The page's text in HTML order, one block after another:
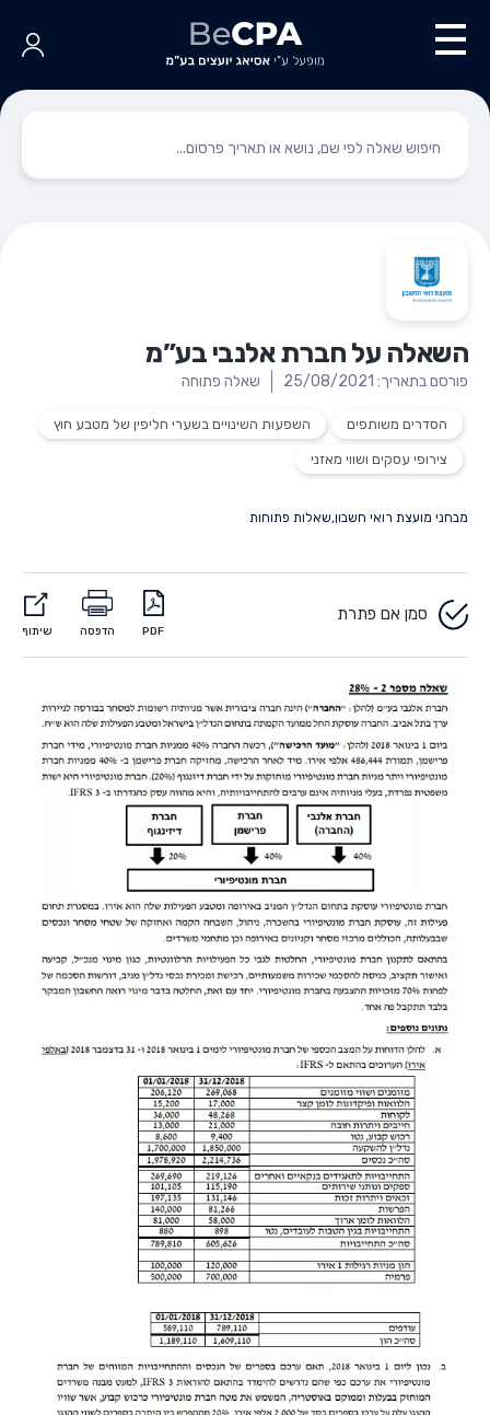
השאלה על חברת אלנבי בע”מ
פורסם בתאריך: 25/08/2021 שאלה פתוחה
הסדרים משותפים השפעות השינויים בשערי חליפין של מטבע חוץ
צירופי עסקים ושווי מאזני
מבחני מועצת רואי חשבון,שאלות פתוחות
סמן אם פתרת
PDF הדפסה שיתוף